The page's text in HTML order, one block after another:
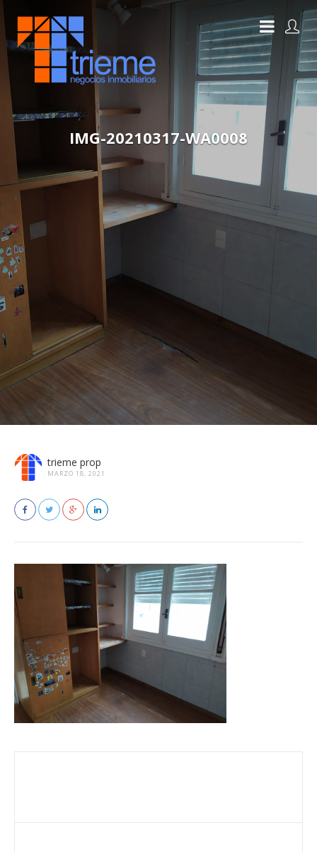
IMG-20210317-WA0008
trieme prop
MARZO 18, 2021